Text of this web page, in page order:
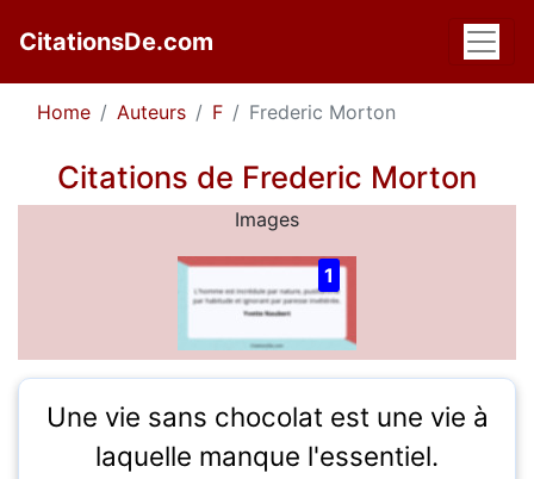
CitationsDe.com
Home Auteurs F Frederic Morton
Citations de Frederic Morton
Images
1
Une vie sans chocolat est une vie à
laquelle manque l'essentiel.